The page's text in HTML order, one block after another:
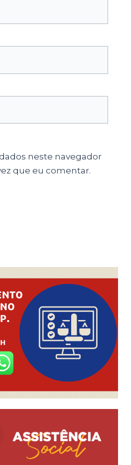
neste navegador
que eu comentar.